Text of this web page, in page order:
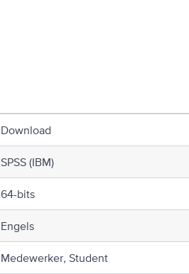
Download
SPSS (IBM)
64-bits
Engels
Medewerker, Student